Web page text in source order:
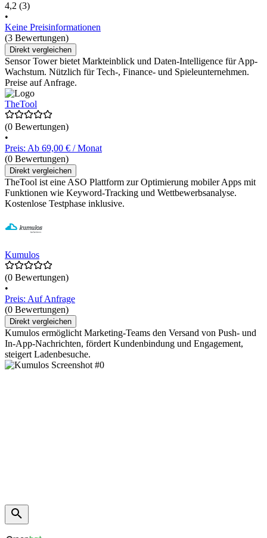
4,2 (3)
•
Keine Preisinformationen
(3 Bewertungen)
Direkt vergleichen
Sensor Tower bietet Markteinblick und Daten-Intelligence für App-
Wachstum. Nützlich für Tech-, Finance- und Spieleunternehmen.
Preise auf Anfrage.
TheTool
(0 Bewertungen)
•
Preis: Ab 69,00 € / Monat
(0 Bewertungen)
Direkt vergleichen
TheTool ist eine ASO Plattform zur Optimierung mobiler Apps mit
Funktionen wie Keyword-Tracking und Wettbewerbsanalyse.
Kostenlose Testphase inklusive.
Kumulos
(0 Bewertungen)
•
Preis: Auf Anfrage
(0 Bewertungen)
Direkt vergleichen
Kumulos ermöglicht Marketing-Teams den Versand von Push- und
In-App-Nachrichten, fördert Kundenbindung und Engagement,
steigert Ladenbesuche.